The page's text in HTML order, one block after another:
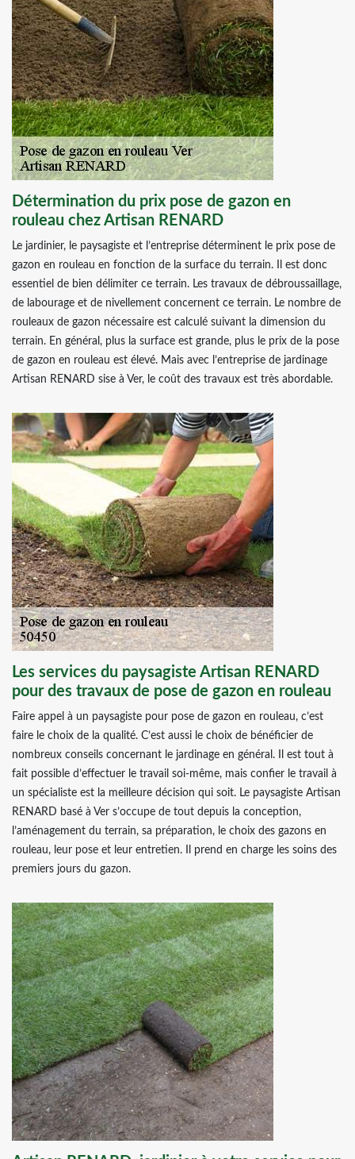
Détermination du prix pose de gazon en
rouleau chez Artisan RENARD
Le jardinier, le paysagiste et l’entreprise déterminent le prix pose de
gazon en rouleau en fonction de la surface du terrain. Il est donc
essentiel de bien délimiter ce terrain. Les travaux de débroussaillage,
de labourage et de nivellement concernent ce terrain. Le nombre de
rouleaux de gazon nécessaire est calculé suivant la dimension du
terrain. En général, plus la surface est grande, plus le prix de la pose
de gazon en rouleau est élevé. Mais avec l’entreprise de jardinage
Artisan RENARD sise à Ver, le coût des travaux est très abordable.
Les services du paysagiste Artisan RENARD
pour des travaux de pose de gazon en rouleau
Faire appel à un paysagiste pour pose de gazon en rouleau, c’est
faire le choix de la qualité. C’est aussi le choix de bénéficier de
nombreux conseils concernant le jardinage en général. Il est tout à
fait possible d’effectuer le travail soi-même, mais confier le travail à
un spécialiste est la meilleure décision qui soit. Le paysagiste Artisan
RENARD basé à Ver s’occupe de tout depuis la conception,
l’aménagement du terrain, sa préparation, le choix des gazons en
rouleau, leur pose et leur entretien. Il prend en charge les soins des
premiers jours du gazon.